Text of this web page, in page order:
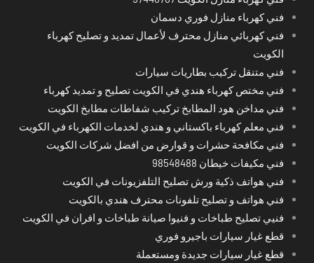
فني كهرباء منازل فوري دسمان
فني كهربائي منازل محترف لأعمال تمديد و تصليح كهرباء
الكويت
فني متنقل تركيب بطاريات سيارات
فني مختص كهرباء هندي في الكويت تصليح و تمديد كهرباء
فني مداخن هود المطابخ تركيب شفاطات مطابخ الكويت
فني معلم كهرباء باكستاني و هندي لخدمات الكهرباء في الكويت
فني مكافحة حشرات و قوارض من افضل شركات الكويت
فني مكيفات خيطان 98548488
فني هواتف ذكية ورش تصليح التلفزيونات في الكويت
فني هواتف و تصليح تلفونات محترف هندي بالكويت
فنيي تصليح طباخات و فنيوا صيانة طباخات و افران في الكويت
قطع غيار سيارات باجيرو فوري
قطع غيار سيارات جديدة ومستعملة